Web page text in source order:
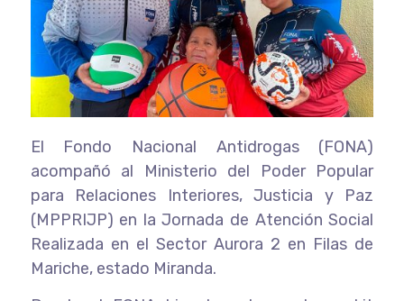
El Fondo Nacional Antidrogas (FONA)
acompañó al Ministerio del Poder Popular
para Relaciones Interiores, Justicia y Paz
(MPPRIJP) en la Jornada de Atención Social
Realizada en el Sector Aurora 2 en Filas de
Mariche, estado Miranda.